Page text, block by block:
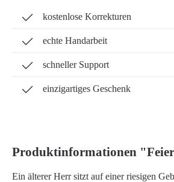
kostenlose Korrekturen
echte Handarbeit
schneller Support
einzigartiges Geschenk
Produktinformationen
Ein älterer Herr sitzt auf einer riesigen